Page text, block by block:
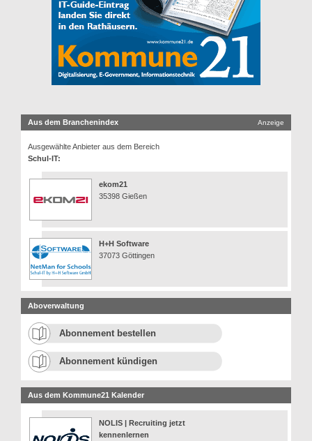
Aus dem Branchenindex Anzeige
Ausgewählte Anbieter aus dem Bereich
Schul-IT:
ekom21
35398 Gießen
H+H Software
37073 Göttingen
Aboverwaltung
Abonnement bestellen
Abonnement kündigen
Aus dem Kommune21 Kalender
NOLIS | Recruiting jetzt
kennenlernen